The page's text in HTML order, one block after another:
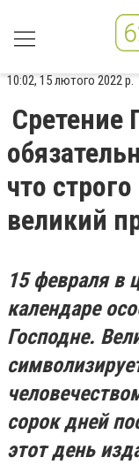
10:02, 15 лютого 2022 р.
Сретение
что
великий
15 февраля в
календаре
Господне.
сорок дней
этот день